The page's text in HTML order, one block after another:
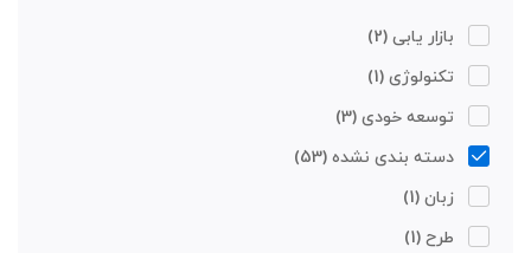
بازار یابی (2)
تکنولوژی (1)
توسعه خودی (3)
دسته بندی نشده (53)
زبان (1)
طرح (1)